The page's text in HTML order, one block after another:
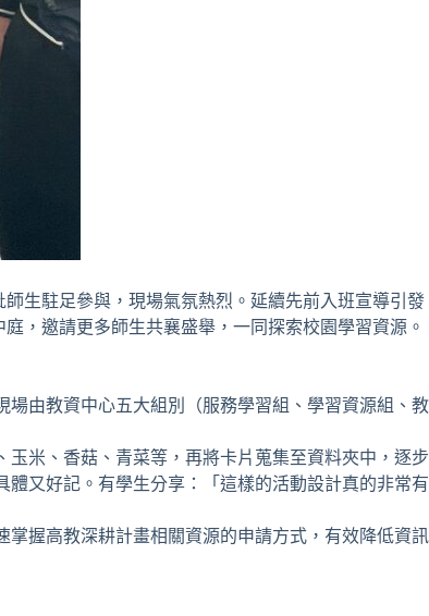
生駐足參與，現場氣氛熱烈。延續先前入班宣導引發
，邀請更多師生共襄盛舉，一同探索校園學習資源。
由教資中心五大組別（服務學習組、學習資源組、教
米、香菇、青菜等，再將卡片蒐集至資料夾中，逐步
又好記。有學生分享：「這樣的活動設計真的非常有
握高教深耕計畫相關資源的申請方式，有效降低資訊